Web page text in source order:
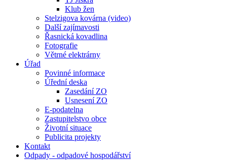
Klub žen
Stelzigova kovárna (video)
Další zajímavosti
Řasnická kovadlina
Fotografie
Větrné elektrárny
Úřad
Povinné informace
Úřední deska
Zasedání ZO
Usnesení ZO
E-podatelna
Zastupitelstvo obce
Životní situace
Publicita projekty
Kontakt
Odpady - odpadové hospodářství